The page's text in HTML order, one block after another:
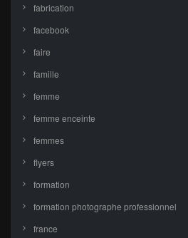
fabrication
facebook
faire
famille
femme
femme enceinte
femmes
flyers
formation
formation photographe professionnel
france